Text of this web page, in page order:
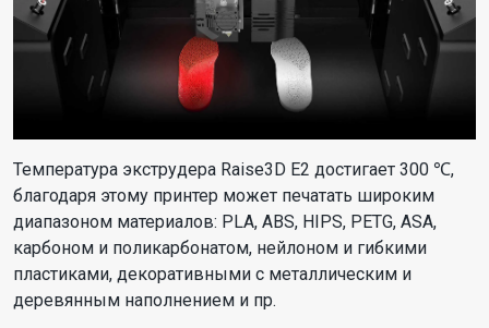
Температура экструдера Raise3D E2 достигает 300 ℃,
благодаря этому принтер может печатать широким
диапазоном материалов: PLA, ABS, HIPS, PETG, ASA,
карбоном и поликарбонатом, нейлоном и гибкими
пластиками, декоративными с металлическим и
деревянным наполнением и пр.